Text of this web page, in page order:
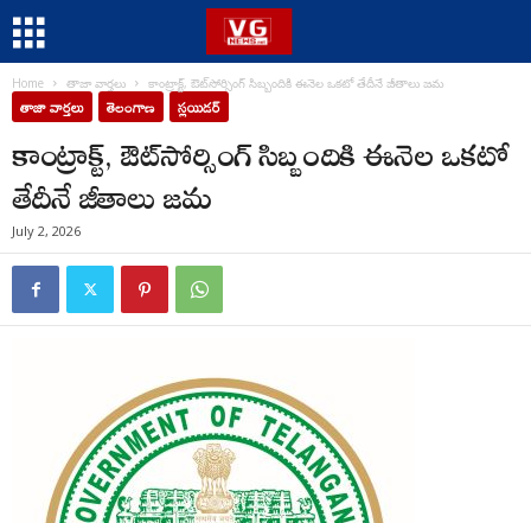
Home తాజా వార్తలు కాంట్రాక్ట్, ఔట్‌సోర్సింగ్‌ సిబ్బందికి ఈనెల ఒకటో తేదీనే జీతాలు జమ
తాజా వార్తలు తెలంగాణ స్లయిడర్
కాంట్రాక్ట్, ఔట్‌సోర్సింగ్‌ సిబ్బందికి ఈనెల ఒకటో
తేదీనే జీతాలు జమ
July 2, 2026